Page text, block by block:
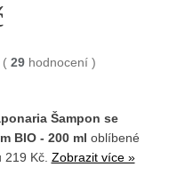
( 29 hodnocení )
Šampon se
BIO - 200 ml oblíbené
Kč. Zobrazit více »